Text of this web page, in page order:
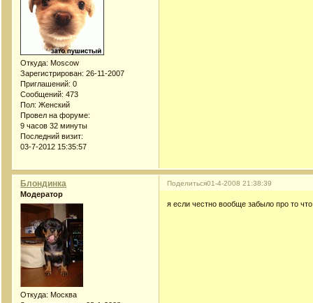
Откуда: Moscow
Зарегистрирован: 26-11-2007
Приглашений: 0
Сообщений: 473
Пол: Женский
Провел на форуме:
9 часов 32 минуты
Последний визит:
03-7-2012 15:35:57
Поделиться01-4-2008 21:38:39
Блондинка
Модератор
Откуда: Москва
я если честно вообще забыло про то